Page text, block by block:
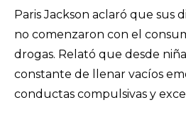
Paris Jackson aclaró que sus
no comenzaron con el
drogas. Relató que desde
constante de llenar vacíos
conductas compulsivas y